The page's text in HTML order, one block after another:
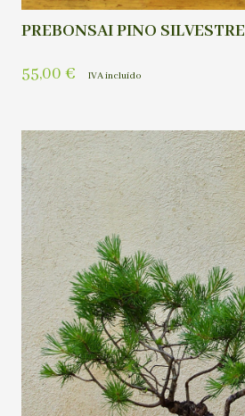
PREBONSAI PINO SILVESTRE
55,00 € IVA incluído